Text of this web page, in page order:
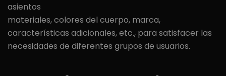
asientos
materiales, colores del cuerpo, marca,
características adicionales, etc., para satisfacer las
necesidades de diferentes grupos de usuarios.